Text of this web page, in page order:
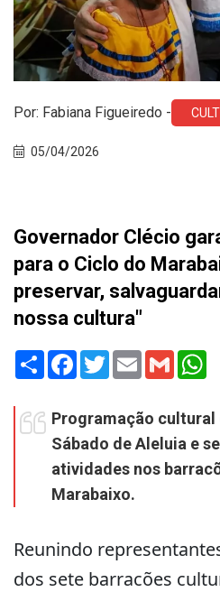
Por: Fabiana Figueiredo -
05/04/2026
Governador Clécio
para o Ciclo do
preservar,
nossa cultura"
Share Facebook
TwitterEmail Gmail
Programação
Sábado de Aleluia e
atividades nos
Marabaixo.
Reunindo
dos sete barracões